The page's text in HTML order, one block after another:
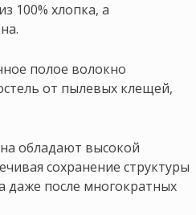
100% хлопка, а
полое волокно
от пылевых клещей,
обладают высокой
сохранение структуры
даже после многократных